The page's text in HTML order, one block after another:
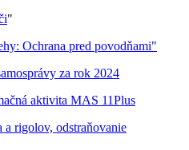
"
Ochrana pred povodňami"
za rok 2024
aktivita MAS 11Plus
a rigolov, odstraňovanie